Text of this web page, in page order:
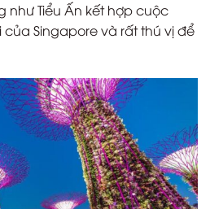
Tiểu Ấn kết hợp cuộc
của Singapore và rất thú vị để